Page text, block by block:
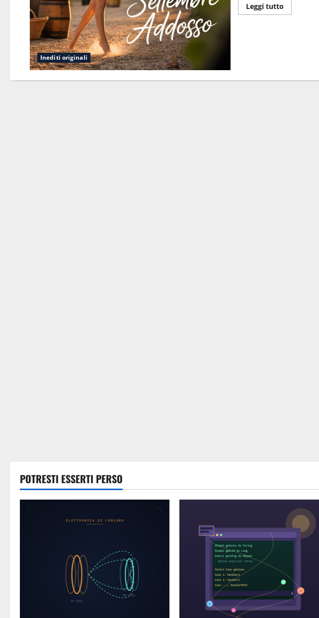
Inediti originali
Leggi tuttoLeggi
di
POTRESTI ESSERTI PERSO